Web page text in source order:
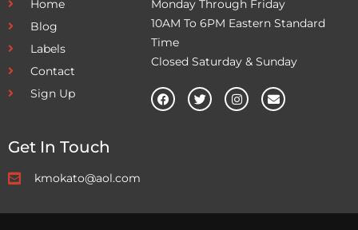
Home
Blog
Labels
Contact
Sign Up
Monday Through Friday
10AM To 6PM Eastern Standard
Time
Closed Saturday & Sunday
Get In Touch
kmokato@aol.com